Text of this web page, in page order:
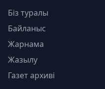
Біз туралы
Байланыс
Жарнама
Жазылу
Газет архиві